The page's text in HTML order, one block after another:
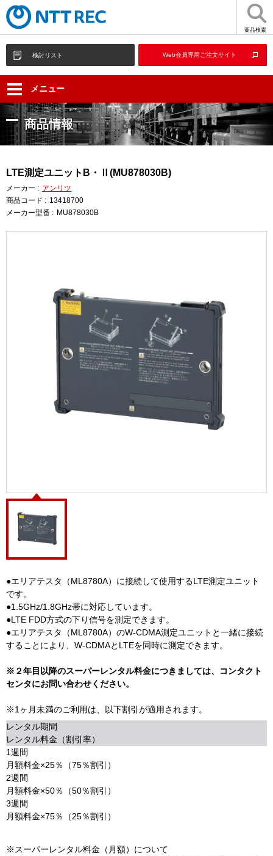
商品検索
検討リスト Web会員専用ご注文サイト
メニュー
商品情報
LTE測定ユニットB・Ⅱ(MU878030B)
メーカー : アンリツ
商品コード : 13418700
メーカー型番 : MU878030B
●エリアテスタ（ML8780A）に接続して使用するLTE測定ユニット
です。
●1.5GHz/1.8GHz帯に対応しています。
●LTE FDD方式の下り信号を測定できます。
●エリアテスタ（ML8780A）のW-CDMA測定ユニットと一緒に接続
することにより、W-CDMAとLTEを同時に測定できます。
※２年目以降のスーパーレンタル料金につきましては、コンタクト
センタにお問い合わせください。
※1ヶ月未満のご利用は、以下割引が適用されます。
レンタル期間
レンタル料金（割引率）
1週間
月額料金×25％（75％割引）
2週間
月額料金×50％（50％割引）
3週間
月額料金×75％（25％割引）
※スーパーレンタル料金（月額）について